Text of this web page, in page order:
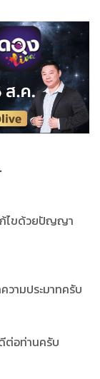
ก้ไขด้วยปัญญา
วามประมาทครับ
ต่อท่านครับ